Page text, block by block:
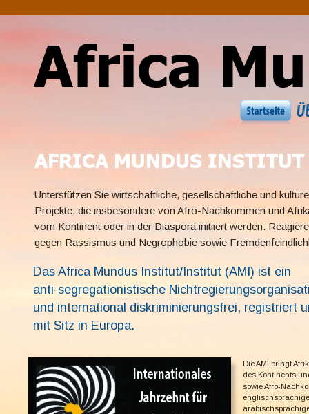
AFRICA MUNDUS INSTITUT
Unterstützen Sie wirtschaftliche, gesellschaftliche und
Projekte, die insbesondere von Afro-Nachkommen und
vom Kontinent oder in der Diaspora initiiert werden.
gegen Rassismus und Negrophobie sowie
Das Africa Mundus Institut/Institut (AMI) ist ein
anti-segregationistische
und international diskriminierungsfrei, registriert
mit Sitz in Europa.
Die AMI bringt
des Kontinents
sowie Afro-
Africa